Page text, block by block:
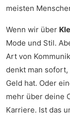
meisten
Wenn wir über
Mode und Stil.
Art von
denkt man
Geld hat. Oder
mehr über deine
Karriere. Ist das